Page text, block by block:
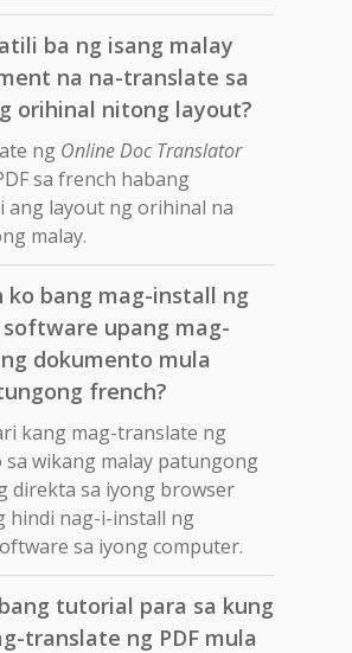
ba ng isang malay
na na-translate sa
orihinal nitong layout?
ng Online Doc Translator
sa french habang
ang layout ng orihinal na
malay.
ko bang mag-install ng
upang mag-
dokumento mula
french?
kang mag-translate ng
wikang malay patungong
direkta sa iyong browser
hindi nag-i-install ng
sa iyong computer.
tutorial para sa kung
translate ng PDF mula